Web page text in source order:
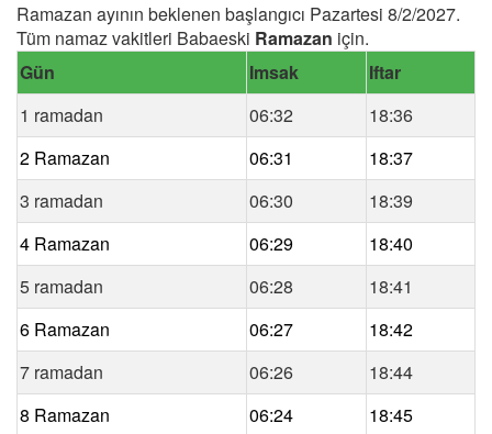
Ramazan ayının beklenen başlangıcı Pazartesi 8/2/2027.
Tüm namaz vakitleri Babaeski Ramazan için.
Gün
Imsak
Iftar
1 ramadan
06:32
18:36
2 Ramazan
06:31
18:37
3 ramadan
06:30
18:39
4 Ramazan
06:29
18:40
5 ramadan
06:28
18:41
6 Ramazan
06:27
18:42
7 ramadan
06:26
18:44
8 Ramazan
06:24
18:45